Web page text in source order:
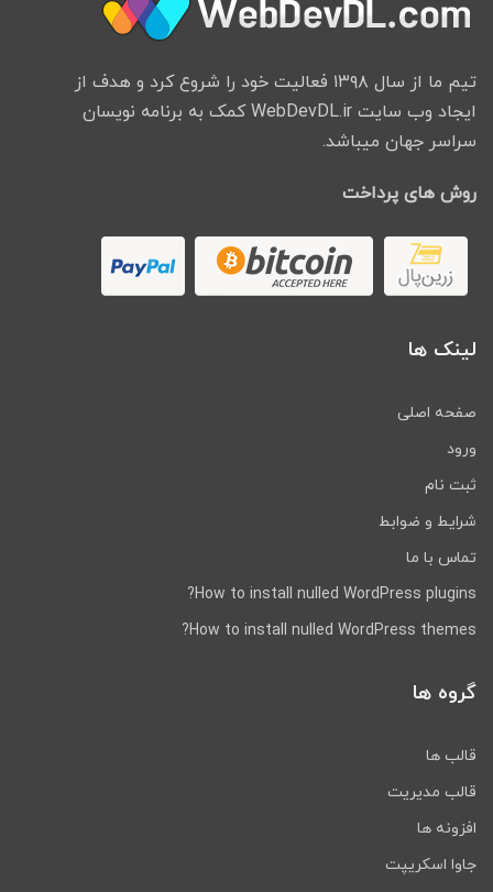
تیم ما از سال ۱۳۹۸ فعالیت خود را شروع کرد و هدف از
ایجاد وب سایت WebDevDL.ir کمک به برنامه نویسان
سراسر جهان میباشد.
روش های پرداخت
لینک ها
صفحه اصلی
ورود
ثبت نام
شرایط و ضوابط
تماس با ما
How to install nulled WordPress plugins?
How to install nulled WordPress themes?
گروه ها
قالب ها
قالب مدیریت
افزونه ها
جاوا اسکریپت